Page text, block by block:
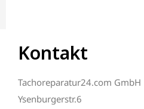
Kontakt
Tachoreparatur24.com GmbH
Ysenburgerstr.6